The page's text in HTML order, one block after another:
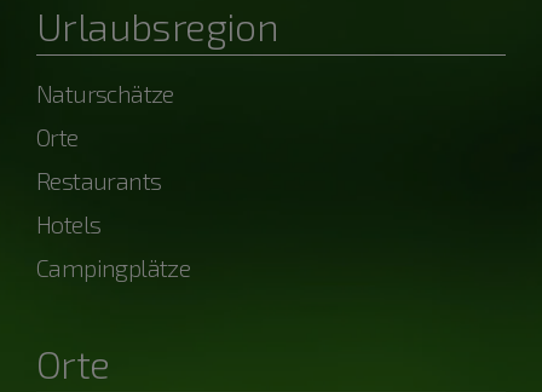
Urlaubsregion
Naturschätze
Orte
Restaurants
Hotels
Campingplätze
Orte